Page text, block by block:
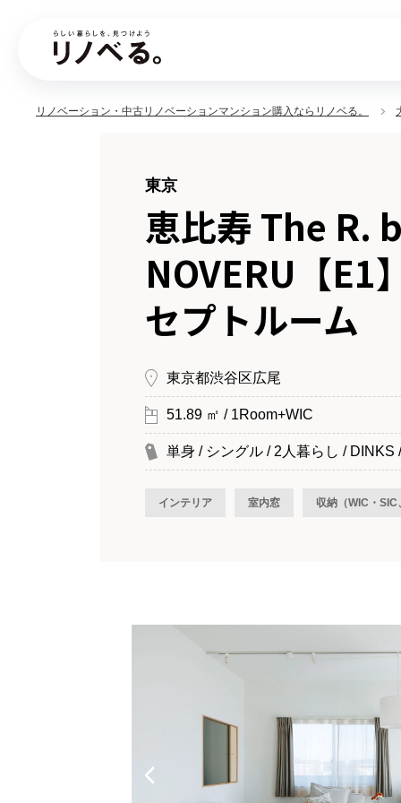
リノベーション・中古リノベーションマンション購入ならリノベる。
東京
恵比寿 The R.
NOVERU【E1
セプトルーム
東京都渋谷区広尾
51.89 ㎡ / 1Room+WIC
単身 / シングル / 2人暮らし / DINKS
インテリア 室内窓 収納（WIC・SIC